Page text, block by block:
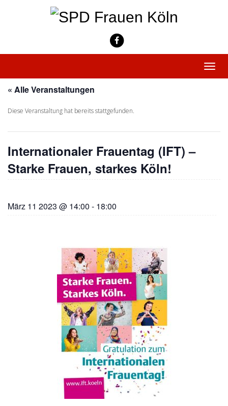
Toggle
« Alle Veranstaltungen
Diese Veranstaltung hat bereits stattgefunden.
Internationaler Frauentag (IFT) –
Starke Frauen, starkes Köln!
März 11 2023 @ 14:00 - 18:00